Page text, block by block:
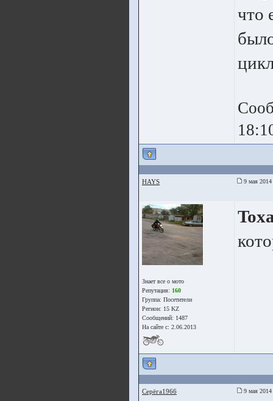
что
HAYS 9 мая
Знает все о мото
Репутация: 160
Группа: Посетители
Регион: 15 KZ
Сообщений: 1487
На сайте с: 2.06.2013
Серёга1966 9 мая